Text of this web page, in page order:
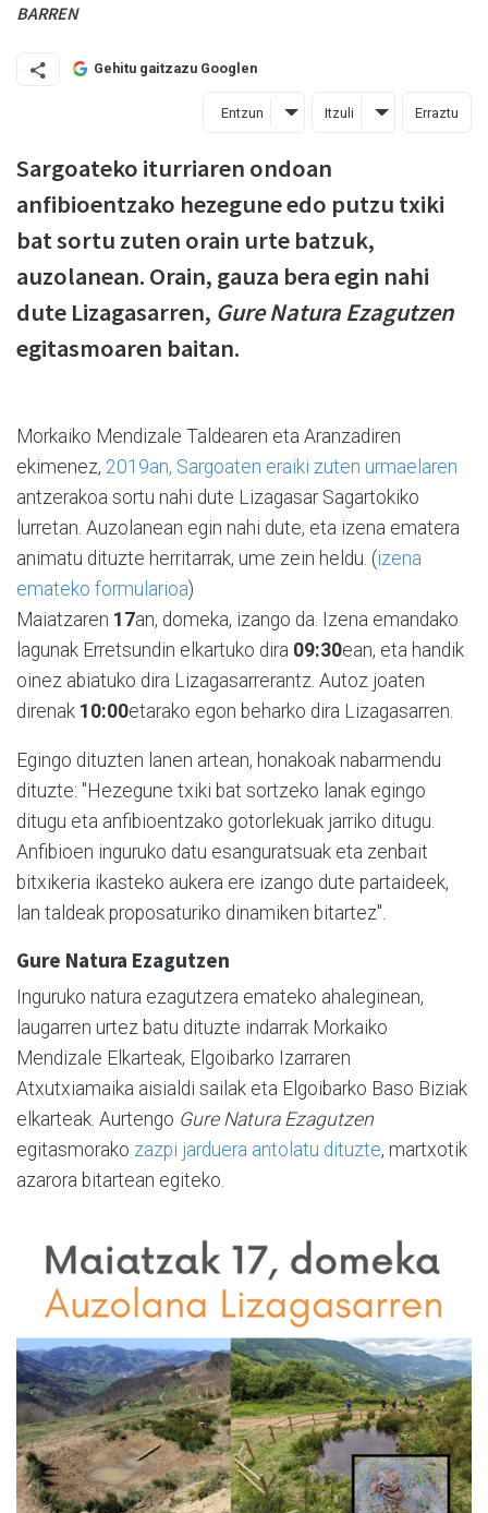
BARREN
Gehitu gaitzazu Googlen
Entzun Itzuli Erraztu
Sargoateko iturriaren ondoan
anfibioentzako hezegune edo putzu txiki
bat sortu zuten orain urte batzuk,
auzolanean. Orain, gauza bera egin nahi
dute Lizagasarren, Gure Natura Ezagutzen
egitasmoaren baitan.
Morkaiko Mendizale Taldearen eta Aranzadiren
ekimenez, 2019an, Sargoaten eraiki zuten urmaelaren
antzerakoa sortu nahi dute Lizagasar Sagartokiko
lurretan. Auzolanean egin nahi dute, eta izena ematera
animatu dituzte herritarrak, ume zein heldu. (izena
emateko formularioa)
Maiatzaren 17an, domeka, izango da. Izena emandako
lagunak Erretsundin elkartuko dira 09:30ean, eta handik
oinez abiatuko dira Lizagasarrerantz. Autoz joaten
direnak 10:00etarako egon beharko dira Lizagasarren.
Egingo dituzten lanen artean, honakoak nabarmendu
dituzte: "Hezegune txiki bat sortzeko lanak egingo
ditugu eta anfibioentzako gotorlekuak jarriko ditugu.
Anfibioen inguruko datu esanguratsuak eta zenbait
bitxikeria ikasteko aukera ere izango dute partaideek,
lan taldeak proposaturiko dinamiken bitartez".
Gure Natura Ezagutzen
Inguruko natura ezagutzera emateko ahaleginean,
laugarren urtez batu dituzte indarrak Morkaiko
Mendizale Elkarteak, Elgoibarko Izarraren
Atxutxiamaika aisialdi sailak eta Elgoibarko Baso Biziak
elkarteak. Aurtengo Gure Natura Ezagutzen
egitasmorako zazpi jarduera antolatu dituzte, martxotik
azarora bitartean egiteko.